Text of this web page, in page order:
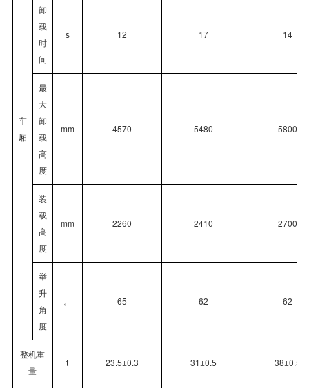
车
厢
卸
载
时
间
s 12 17 14
最
大
卸
载
高
度
mm 4570 5480 5800
装
载
高
度
mm 2260 2410 2700
举
升
角
度
。 65 62 62
整机重
量
t 23.5±0.3 31±0.5 38±0.5